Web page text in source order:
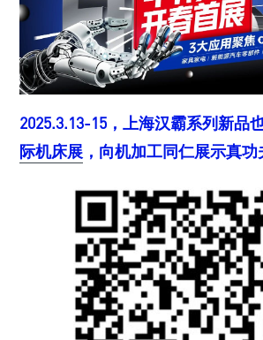
2025.3.13-15，上海汉霸系列新品
际机床展 ，向机加工同仁展示真功